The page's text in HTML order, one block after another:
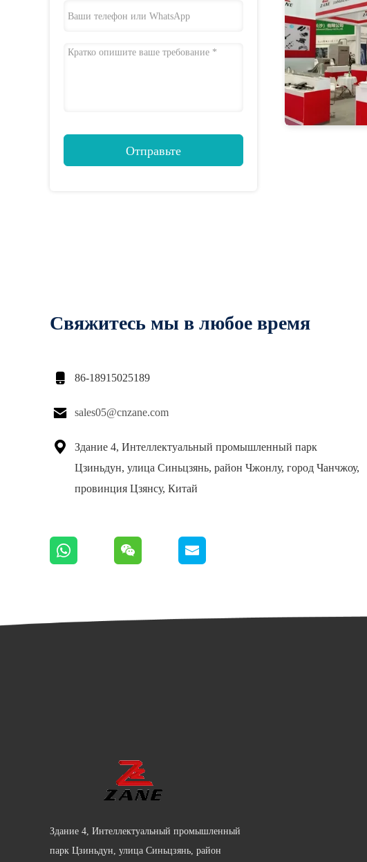
Отправьте
Свяжитесь мы в любое время
 86-18915025189
 sales05@cnzane.com

Здание 4, Интеллектуальный промышленный парк
Цзиньдун, улица Синьцзянь, район Чжонлу, город Чанчжоу,
провинция Цзянсу, Китай
Здание 4, Интеллектуальный промышленный
парк Цзиньдун, улица Синьцзянь, район